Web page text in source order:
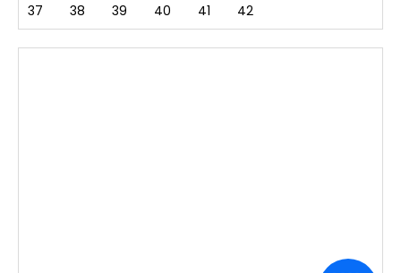
37 38 39 40 41 42